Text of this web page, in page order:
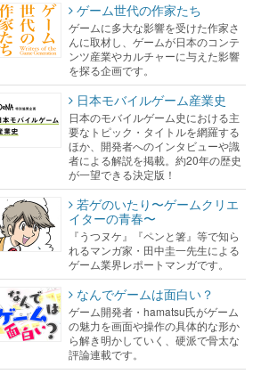
ゲーム世代の作家たち
ゲームに多大な影響を受けた作家さ
んに取材し、ゲームが日本のコンテ
ンツ産業やカルチャーに与えた影響
を探る企画です。
日本モバイルゲーム産業史
日本のモバイルゲーム史における主
要なトピック・タイトルを網羅する
ほか、開発者へのインタビューや識
者による解説を掲載。約20年の歴史
が一望できる決定版！
若ゲのいたり〜ゲームクリエ
イターの青春〜
『うつヌケ』『ペンと箸』等で知ら
れるマンガ家・田中圭一先生による
ゲーム業界レポートマンガです。
なんでゲームは面白い？
ゲーム開発者・hamatsu氏がゲーム
の魅力を画面や操作の具体的な形か
ら解き明かしていく、硬派で骨太な
評論連載です。